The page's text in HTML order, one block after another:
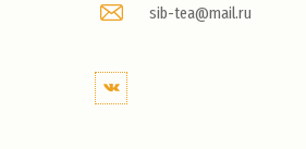
sib-tea@mail.ru